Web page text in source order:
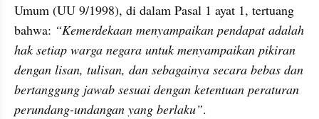
Umum (UU 9/1998), di dalam Pasal 1 ayat 1, tertuang
bahwa: “Kemerdekaan menyampaikan pendapat adalah
hak setiap warga negara untuk menyampaikan pikiran
dengan lisan, tulisan, dan sebagainya secara bebas dan
bertanggung jawab sesuai dengan ketentuan peraturan
perundang-undangan yang berlaku”.